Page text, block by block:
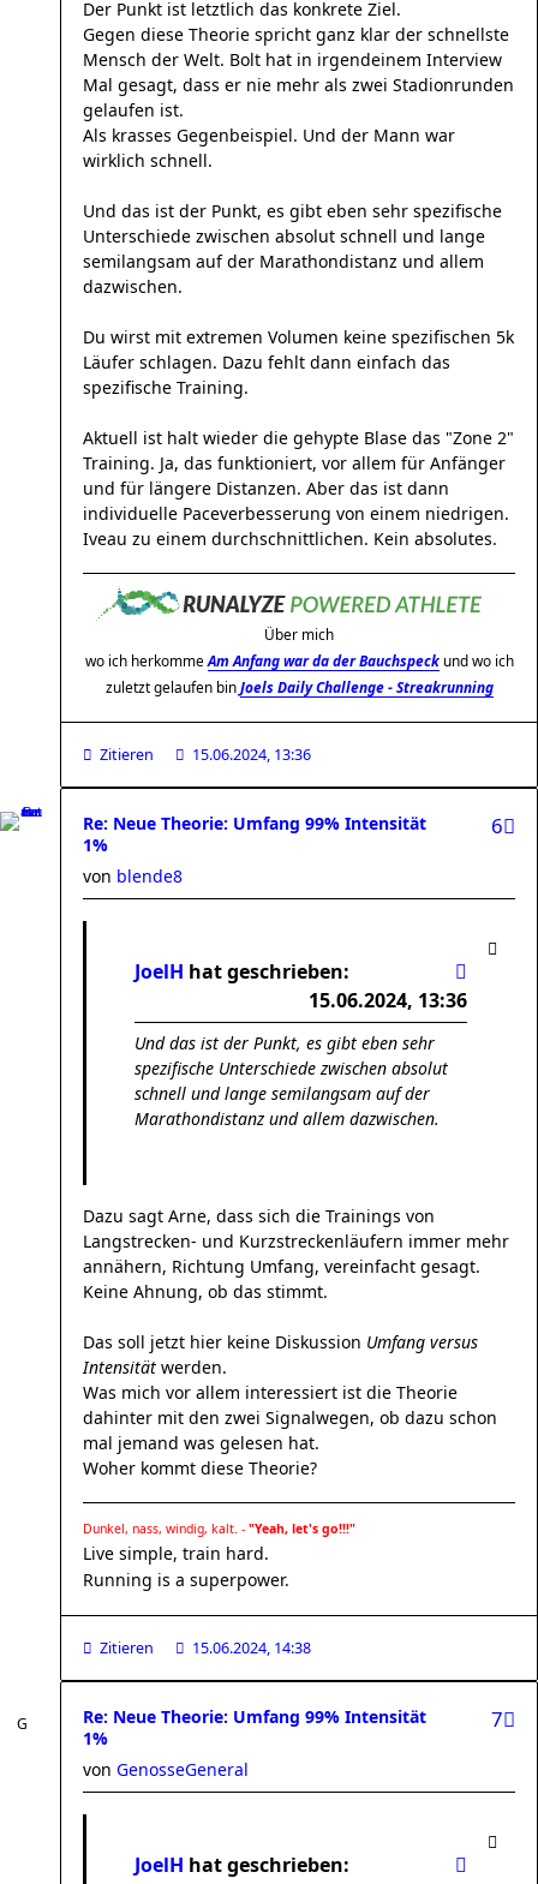
Der Punkt ist letztlich das konkrete Ziel.
Gegen diese Theorie spricht ganz klar der schnellste
Mensch der Welt. Bolt hat in irgendeinem Interview
Mal gesagt, dass er nie mehr als zwei Stadionrunden
gelaufen ist.
Als krasses Gegenbeispiel. Und der Mann war
wirklich schnell.
Und das ist der Punkt, es gibt eben sehr spezifische
Unterschiede zwischen absolut schnell und lange
semilangsam auf der Marathondistanz und allem
dazwischen.
Du wirst mit extremen Volumen keine spezifischen 5k
Läufer schlagen. Dazu fehlt dann einfach das
spezifische Training.
Aktuell ist halt wieder die gehypte Blase das "Zone 2"
Training. Ja, das funktioniert, vor allem für Anfänger
und für längere Distanzen. Aber das ist dann
individuelle Paceverbesserung von einem niedrigen.
Iveau zu einem durchschnittlichen. Kein absolutes.
Über mich
wo ich herkomme Am Anfang war da der Bauchspeckund wo ich
zuletzt gelaufen binJoels Daily Challenge - Streakrunning
Zitieren 15.06.2024, 13:36
Re: Neue Theorie: Umfang 99% Intensität
1%
6
von blende8
JoelH hat geschrieben:
15.06.2024, 13:36
Und das ist der Punkt, es gibt eben sehr
spezifische Unterschiede zwischen absolut
schnell und lange semilangsam auf der
Marathondistanz und allem dazwischen.
Dazu sagt Arne, dass sich die Trainings von
Langstrecken- und Kurzstreckenläufern immer mehr
annähern, Richtung Umfang, vereinfacht gesagt.
Keine Ahnung, ob das stimmt.
Das soll jetzt hier keine Diskussion Umfang versus
Intensität werden.
Was mich vor allem interessiert ist die Theorie
dahinter mit den zwei Signalwegen, ob dazu schon
mal jemand was gelesen hat.
Woher kommt diese Theorie?
Dunkel, nass, windig, kalt. - "Yeah, let's go!!!"
Live simple, train hard.
Running is a superpower.
Zitieren 15.06.2024, 14:38
Re: Neue Theorie: Umfang 99% Intensität
1%
7
von GenosseGeneral
JoelH hat geschrieben: